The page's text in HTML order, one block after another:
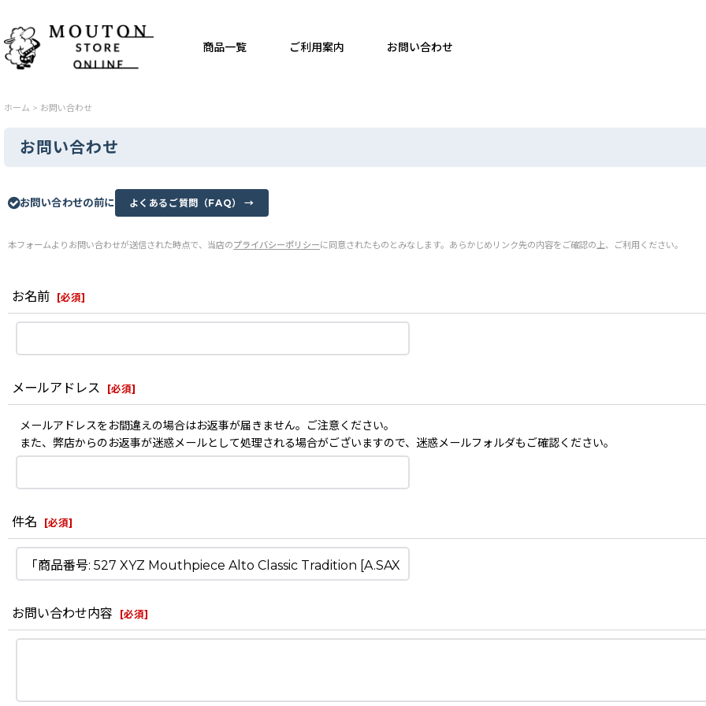
商品一覧 ご利用案内 お問い合わせ
ホーム > お問い合わせ
お問い合わせ
お問い合わせの前に よくあるご質問（FAQ） →
本フォームよりお問い合わせが送信された時点で、当店のプライバシーポリシーに同意されたものとみなします。あらかじめリンク先の内容をご確認の上、ご利用ください。
お名前 [必須]
メールアドレス [必須]
メールアドレスをお間違えの場合はお返事が届きません。ご注意ください。
また、弊店からのお返事が迷惑メールとして処理される場合がございますので、迷惑メールフォルダもご確認ください。
件名 [必須]
お問い合わせ内容 [必須]